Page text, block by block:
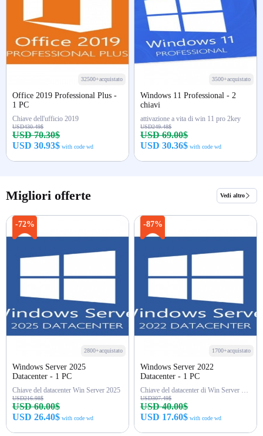
32500+acquistato
Office 2019 Professional Plus -
1 PC
Chiave dell'ufficio 2019
USD430.49$
USD 70.30$
USD 30.93$ with code wd
3500+acquistato
Windows 11 Professional - 2
chiavi
attivazione a vita di win 11 pro 2key
USD249.48$
USD 69.00$
USD 30.36$ with code wd
Migliori offerte Vedi altro
-72%
2800+acquistato
Windows Server 2025
Datacenter - 1 PC
Chiave del datacenter Win Server 2025
USD216.98$
USD 60.00$
USD 26.40$ with code wd
-87%
1700+acquistato
Windows Server 2022
Datacenter - 1 PC
Chiave del datacenter di Win Server 2022
USD307.49$
USD 40.00$
USD 17.60$ with code wd